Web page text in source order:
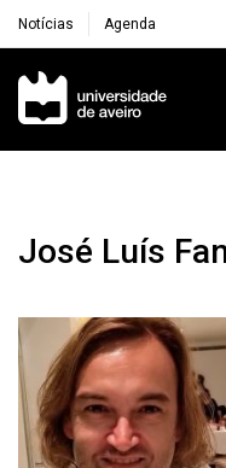
Notícias Agenda
Navegação
José Luís